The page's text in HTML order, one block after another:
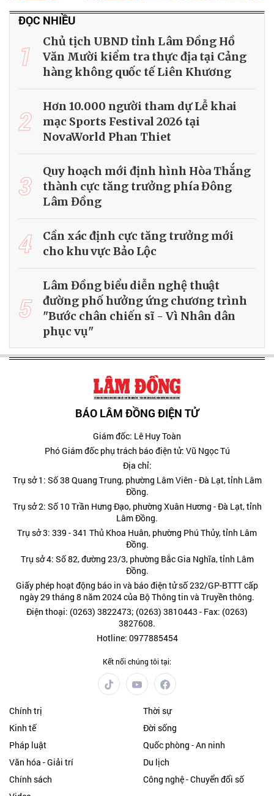
ĐỌC NHIỀU
1
Chủ tịch UBND tỉnh Lâm Đồng Hồ
Văn Mười kiểm tra thực địa tại Cảng
hàng không quốc tế Liên Khương
2
Hơn 10.000 người tham dự Lễ khai
mạc Sports Festival 2026 tại
NovaWorld Phan Thiet
3
Quy hoạch mới định hình Hòa Thắng
thành cực tăng trưởng phía Đông
Lâm Đồng
4
Cần xác định cực tăng trưởng mới
cho khu vực Bảo Lộc
5
Lâm Đồng biểu diễn nghệ thuật
đường phố hưởng ứng chương trình
"Bước chân chiến sĩ - Vì Nhân dân
phục vụ"
BÁO LÂM ĐỒNG ĐIỆN TỬ
Giám đốc: Lê Huy Toàn
Phó Giám đốc phụ trách báo điện tử: Vũ Ngọc Tú
Địa chỉ:
Trụ sở 1: Số 38 Quang Trung, phường Lâm Viên - Đà Lạt, tỉnh Lâm
Đồng.
Trụ sở 2: Số 10 Trần Hưng Đạo, phường Xuân Hương - Đà Lạt, tỉnh
Lâm Đồng.
Trụ sở 3: 339 - 341 Thủ Khoa Huân, phường Phú Thủy, tỉnh Lâm
Đồng.
Trụ sở 4: Số 82, đường 23/3, phường Bắc Gia Nghĩa, tỉnh Lâm
Đồng.
Giấy phép hoạt động báo in và báo điện tử số 232/GP-BTTT cấp
ngày 29 tháng 8 năm 2024 của Bộ Thông tin và Truyền thông.
Điện thoại: (0263) 3822473; (0263) 3810443 - Fax: (0263)
3827608.
Hotline: 0977885454
Kết nối chúng tôi tại:
Chính trị
Thời sự
Kinh tế
Đời sống
Pháp luật
Quốc phòng - An ninh
Văn hóa - Giải trí
Du lịch
Chính sách
Công nghệ - Chuyển đổi số